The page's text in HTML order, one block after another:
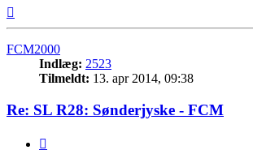
FCM2000
Indlæg: 2523
Tilmeldt: 13. apr 2014, 09:38
Re: SL R28: Sønderjyske - FCM